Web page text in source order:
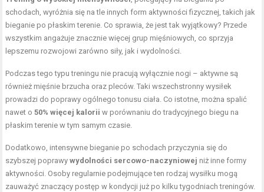
schodach, wyróżnia się na tle innych form aktywności fizycznej, takich jak
bieganie po płaskim terenie. Co sprawia, że jest tak wyjątkowy? Przede
wszystkim angażuje znacznie więcej grup mięśniowych, co sprzyja
lepszemu rozwojowi zarówno siły, jak i wydolności.
Podczas tego typu treningu nie pracują wyłącznie nogi – aktywne są
również mięśnie brzucha oraz pleców. Taki wszechstronny wysiłek
prowadzi do poprawy ogólnego tonusu ciała. Co istotne, można spalić
nawet o50% więcej kalorii w porównaniu do tradycyjnego biegu na
płaskim terenie w tym samym czasie.
Dodatkowo, intensywne bieganie po schodach przyczynia się do
szybszej poprawywydolności sercowo-naczyniowej niż inne formy
aktywności. Osoby regularnie podejmujące ten rodzaj wysiłku mogą
zauważyć znaczący postęp w kondycji już po kilku tygodniach treningów.